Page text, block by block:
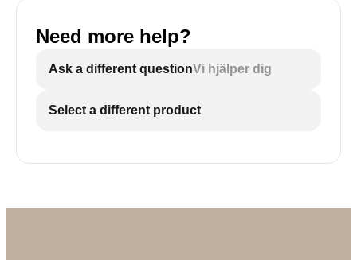
Need more help?
Ask a different questionVi hjälper dig
Select a different product